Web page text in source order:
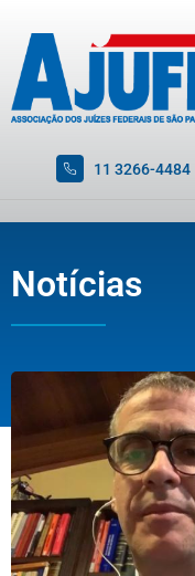
11 3266-4484
Notícias